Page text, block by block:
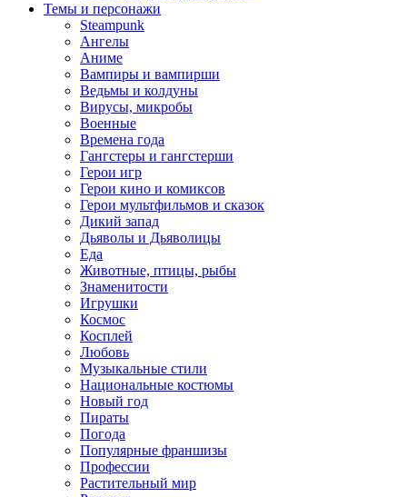
Темы и персонажи
Steampunk
Ангелы
Аниме
Вампиры и вампирши
Ведьмы и колдуны
Вирусы, микробы
Военные
Времена года
Гангстеры и гангстерши
Герои игр
Герои кино и комиксов
Герои мультфильмов и сказок
Дикий запад
Дьяволы и Дьяволицы
Еда
Животные, птицы, рыбы
Знаменитости
Игрушки
Космос
Косплей
Любовь
Музыкальные стили
Национальные костюмы
Новый год
Пираты
Погода
Популярные франшизы
Профессии
Растительный мир